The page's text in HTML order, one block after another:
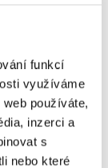
funkcí
využíváme
používáte,
inzerci a
s
nebo které